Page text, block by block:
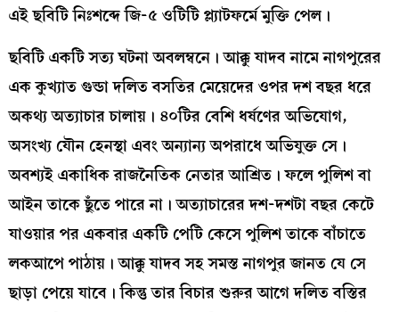
এই ছবিটি নিঃশব্দে জি-৫ ওটিটি প্ল্যাটফর্মে মুক্তি পেল।
ছবিটি একটি সত্য ঘটনা অবলম্বনে। আক্কু যাদব নামে নাগপুরের
এক কুখ্যাত গুন্ডা দলিত বসতির মেয়েদের ওপর দশ বছর ধরে
অকথ্য অত্যাচার চালায়। ৪০টির বেশি ধর্ষণের অভিযোগ,
অসংখ্য যৌন হেনস্থা এবং অন্যান্য অপরাধে অভিযুক্ত সে।
অবশ্যই একাধিক রাজনৈতিক নেতার আশ্রিত। ফলে পুলিশ বা
আইন তাকে ছুঁতে পারে না। অত্যাচারের দশ-দশটা বছর কেটে
যাওয়ার পর একবার একটি পেটি কেসে পুলিশ তাকে বাঁচাতে
লকআপে পাঠায়। আক্কু যাদব সহ সমস্ত নাগপুর জানত যে সে
ছাড়া পেয়ে যাবে। কিন্তু তার বিচার শুরুর আগে দলিত বস্তির